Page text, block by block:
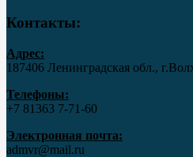
Контакты:
Адрес:
187406 Ленинградская обл.,
Телефоны:
+7 81363 7‑71-60
Электронная почта:
admvr@mail.ru